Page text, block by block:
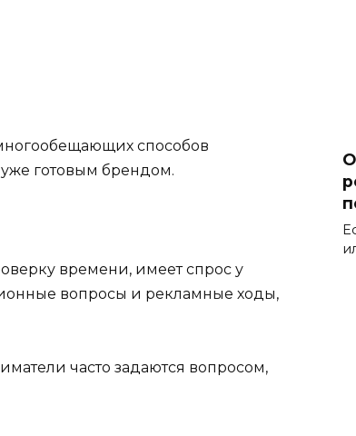
способов
уже готовым брендом.
времени, имеет спрос у
вопросы и рекламные ходы,
часто задаются вопросом,